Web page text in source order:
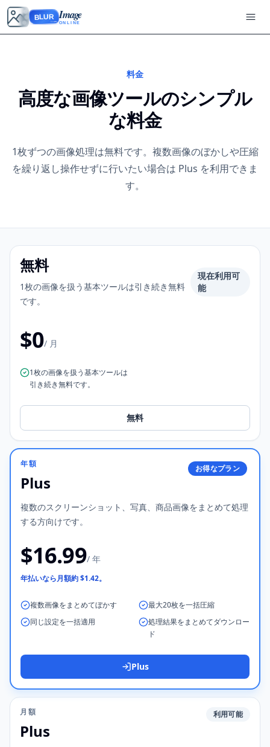
BLUR Image
ONLINE
料金
高度な画像ツールのシンプル
な料金
1枚ずつの画像処理は無料です。複数画像のぼかしや圧縮
を繰り返し操作せずに行いたい場合は Plus を利用できま
す。
無料
1枚の画像を扱う基本ツールは引き続き無料
です。
現在利用可
能
$0/ 月
1枚の画像を扱う基本ツールは
引き続き無料です。
無料
月額
Plus
利用可能
お得なプラン
年額
Plus
複数のスクリーンショット、写真、商品画像をまとめて処理
する方向けです。
$16.99/ 年
年払いなら月額約 $1.42。
複数画像をまとめてぼかす
最大20枚を一括圧縮
同じ設定を一括適用
処理結果をまとめてダウンロー
ド
Plus